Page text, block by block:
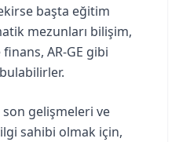
başta eğitim
mezunları bilişim,
AR-GE gibi
gelişmeleri ve
sahibi olmak için,